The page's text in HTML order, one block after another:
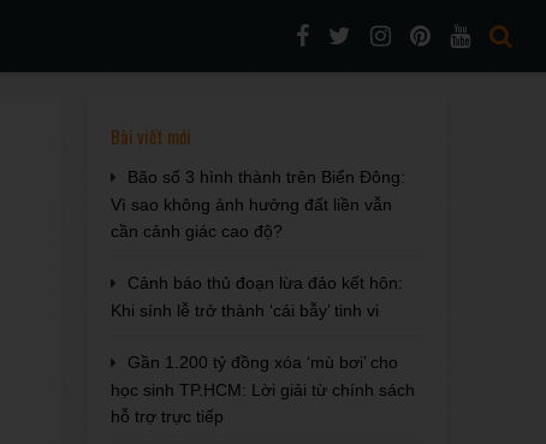
Bài viết mới
Bão số 3 hình thành trên Biển Đông:
Vì sao không ảnh hưởng đất liền vẫn
cần cảnh giác cao độ?
Cảnh báo thủ đoạn lừa đảo kết hôn:
Khi sính lễ trở thành ‘cái bẫy’ tinh vi
Gần 1.200 tỷ đồng xóa ‘mù bơi’ cho
học sinh TP.HCM: Lời giải từ chính sách
hỗ trợ trực tiếp